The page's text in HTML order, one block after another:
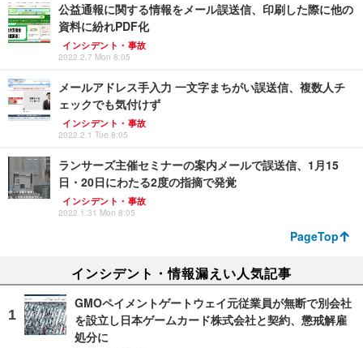
公益通報に関する情報をメール誤送信、印刷した際に他の
資料に紛れPDF化
インシデント・事故
2022.2.7 Mon 8:05
メールアドレス手入力 一文字まちがい誤送信、複数人チ
ェックでも気付けず
インシデント・事故
2022.2.1 Tue 8:05
ランサーズ主催セミナーの案内メールで誤送信、1月15
日・20日にわたる2度の指摘で発覚
インシデント・事故
2022.1.31 Mon 8:05
PageTop
インシデント・情報漏えい人気記事
GMOペイメントゲートウェイ元従業員が無断で別会社
を設立し日本ゲームカード株式会社と契約、懲戒解雇
処分に